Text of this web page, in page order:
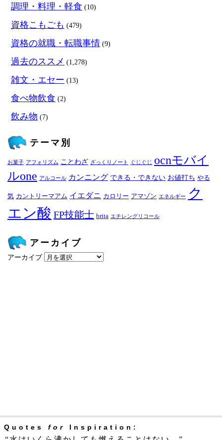
調理・料理・軽食 (10)
資格こもごも (479)
資格の就職・転職事情 (9)
過去のススメ (1,278)
雑文・エセー (13)
食べ物飲食 (2)
飲み物 (7)
テーマ別
お菓子 アフォリズム ことわざ ざっくりノート ぐじぐじ
ocnモバイ
ルone アルコール カンニング できる・できない お値打ち やる
気 カントリーマアム イエダニ カロリー アマゾン エネルギー
ク
エン酸 FP技能士 brita エチレングリコール
アーカイブ
アーカイブ
Quotes for Inspiration: